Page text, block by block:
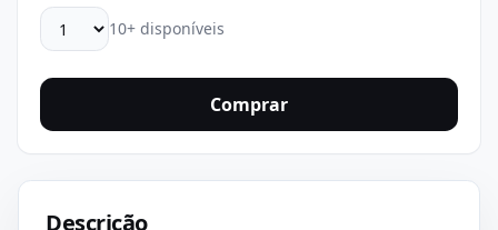
10+ disponíveis
Comprar
Descrição